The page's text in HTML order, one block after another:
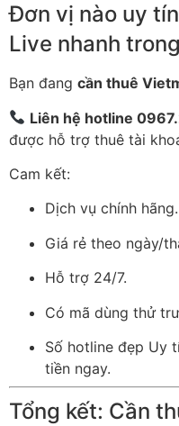
Đơn vị nào uy
Live nhanh
Bạn đang cần thuê
Liên hệ hotline
được hỗ trợ thuê tài
Cam kết:
Dịch vụ chính hãng.
Giá rẻ theo ngày/
Hỗ trợ 24/7.
Có mã dùng thử
Số hotline đẹp Uy
tiền ngay.
Tổng kết: Cần